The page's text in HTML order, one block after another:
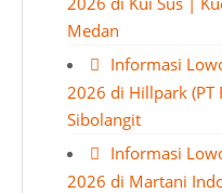
Medan
Informasi
2026 di Hillpark (PT
Sibolangit
Informasi
2026 di Martani